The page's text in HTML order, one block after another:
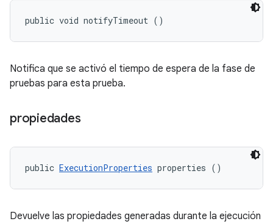
public void notifyTimeout ()
Notifica que se activó el tiempo de espera de la fase de
pruebas para esta prueba.
propiedades
public ExecutionProperties properties ()
Devuelve las propiedades generadas durante la ejecución